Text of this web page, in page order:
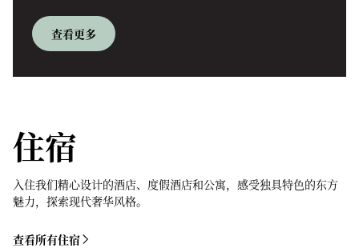
查看更多
住宿
入住我们精心设计的酒店、度假酒店和公寓，感受独具特色的东方
魅力，探索现代奢华风格。
查看所有住宿